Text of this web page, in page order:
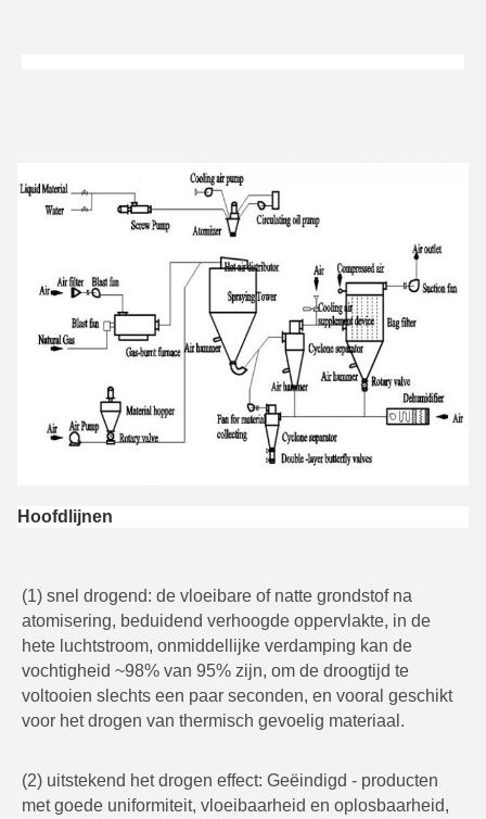
Hoofdlijnen
(1) snel drogend: de vloeibare of natte grondstof na
atomisering, beduidend verhoogde oppervlakte, in de
hete luchtstroom, onmiddellijke verdamping kan de
vochtigheid ~98% van 95% zijn, om de droogtijd te
voltooien slechts een paar seconden, en vooral geschikt
voor het drogen van thermisch gevoelig materiaal.
(2) uitstekend het drogen effect: Geëindigd - producten
met goede uniformiteit, vloeibaarheid en oplosbaarheid,